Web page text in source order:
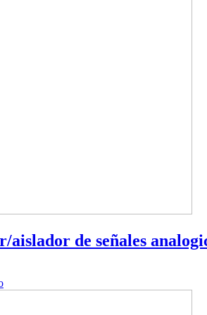
aislador de señales